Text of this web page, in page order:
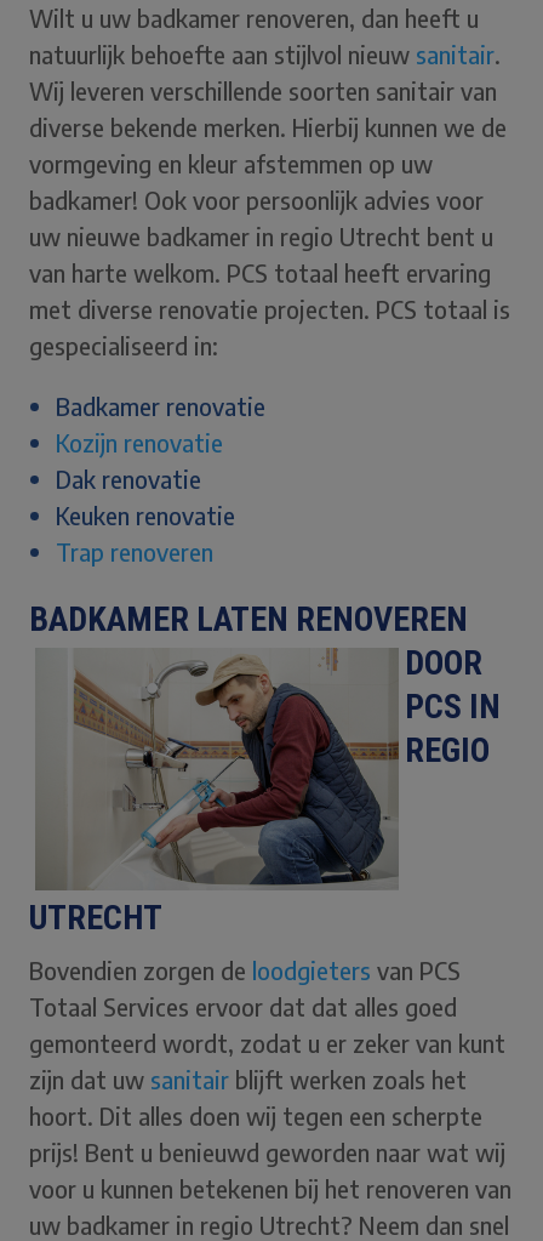
Wilt u uw badkamer renoveren, dan heeft u
natuurlijk behoefte aan stijlvol nieuw sanitair.
Wij leveren verschillende soorten sanitair van
diverse bekende merken. Hierbij kunnen we de
vormgeving en kleur afstemmen op uw
badkamer! Ook voor persoonlijk advies voor
uw nieuwe badkamer in regio Utrecht bent u
van harte welkom. PCS totaal heeft ervaring
met diverse renovatie projecten. PCS totaal is
gespecialiseerd in:
Badkamer renovatie
Kozijn renovatie
Dak renovatie
Keuken renovatie
Trap renoveren
BADKAMER LATEN RENOVEREN
DOOR
PCS IN
REGIO
UTRECHT
Bovendien zorgen de loodgieters van PCS
Totaal Services ervoor dat dat alles goed
gemonteerd wordt, zodat u er zeker van kunt
zijn dat uw sanitair blijft werken zoals het
hoort. Dit alles doen wij tegen een scherpte
prijs! Bent u benieuwd geworden naar wat wij
voor u kunnen betekenen bij het renoveren van
uw badkamer in regio Utrecht? Neem dan snel